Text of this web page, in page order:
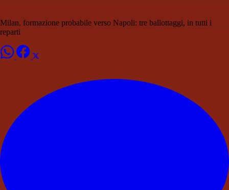
Milan, formazione probabile verso Napoli: tre ballottaggi, in tutti i
reparti